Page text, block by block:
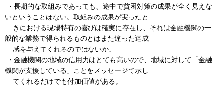
・長期的な取組みであっても、途中で貧困対策の成果が全く見えな
いということはない。 取組みの成果が実ったと
きにおける現場特有の喜びは確実に存在し
、それは金融機関の一
般的な業務で得られるものとはまた違った達成
感を与えてくれるのではないか。
・ 金融機関の地域の信用力はとても高いので、地域に対して「金融
機関が支援している」ことをメッセージで示し
てくれるだけでも付加価値がある。